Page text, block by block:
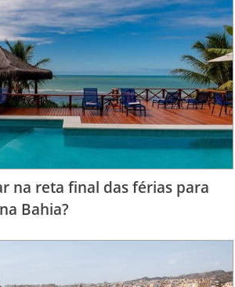
na reta final das férias para
Bahia?